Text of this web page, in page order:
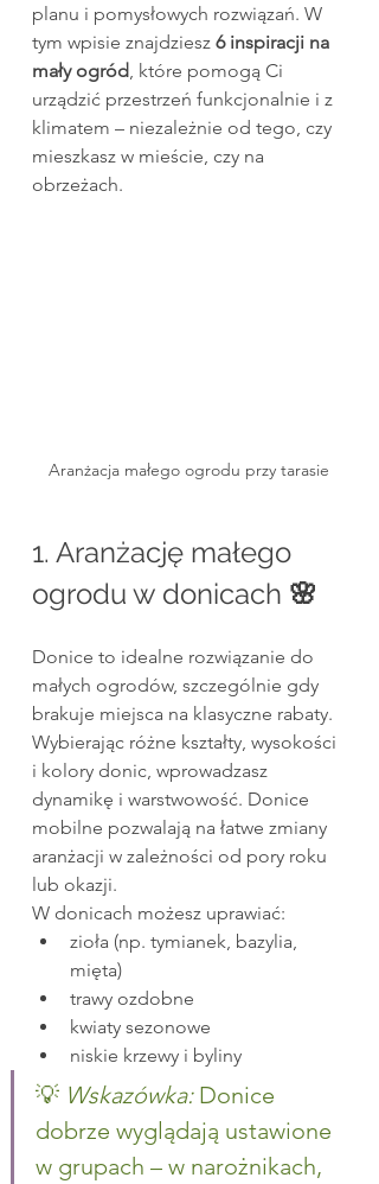
planu i pomysłowych rozwiązań. W
tym wpisie znajdziesz 6 inspiracji na
mały ogród , które pomogą Ci
urządzić przestrzeń funkcjonalnie i z
klimatem – niezależnie od tego, czy
mieszkasz w mieście, czy na
obrzeżach.
Aranżacja małego ogrodu przy tarasie
1. Aranżację małego
ogrodu w donicach 🌸
Donice to idealne rozwiązanie do
małych ogrodów, szczególnie gdy
brakuje miejsca na klasyczne rabaty.
Wybierając różne kształty, wysokości
i kolory donic, wprowadzasz
dynamikę i warstwowość. Donice
mobilne pozwalają na łatwe zmiany
aranżacji w zależności od pory roku
lub okazji.
W donicach możesz uprawiać:
zioła (np. tymianek, bazylia,
mięta)
trawy ozdobne
kwiaty sezonowe
niskie krzewy i byliny
💡 Wskazówka: Donice
dobrze wyglądają ustawione
w grupach – w narożnikach,